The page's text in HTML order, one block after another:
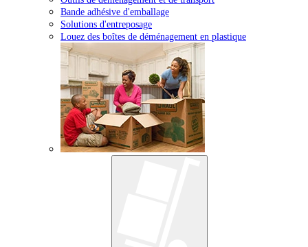
Bande adhésive d'emballage
Solutions d'entreposage
Louez des boîtes de déménagement en plastique